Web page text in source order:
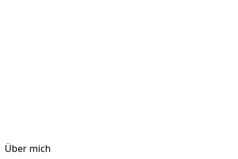
Über mich